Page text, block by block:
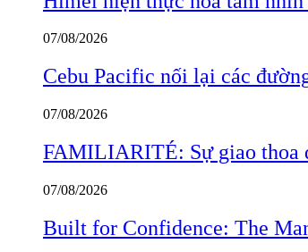
07/08/2026
Cebu Pacific nối lại các
07/08/2026
FAMILIARITÉ: Sự giao thoa
07/08/2026
Built for Confidence: The